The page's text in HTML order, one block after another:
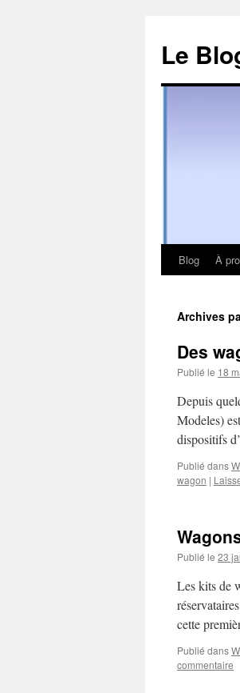
Le
Aller
contenu
Blog À
Archives
Des
Publié le 18
Depuis
Modeles)
dispositifs
Publié dans
wagon |
Publié le 23
Les kits de
cette
Publié dans
commentaire